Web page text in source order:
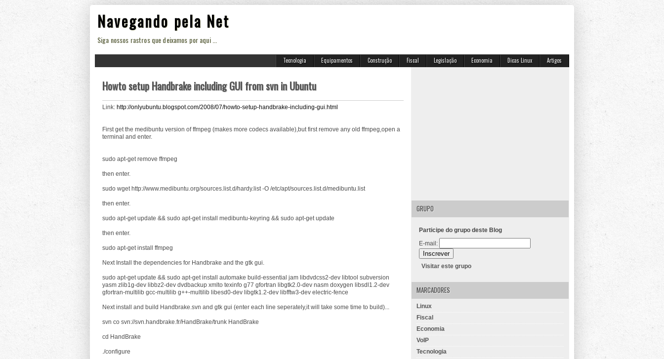
Navegando pela Net
Siga nossos rastros que deixamos por aqui ...
Artigos
Dicas Linux
Economia
Legislação
Fiscal
Construção
Equipamentos
Tecnologia
Howto setup Handbrake including GUI from svn in Ubuntu
Link: http://onlyubuntu.blogspot.com/2008/07/howto-setup-handbrake-including-gui.html
First get the medibuntu version of ffmpeg (makes more codecs available),but first remove any old ffmpeg,open a
terminal and enter.
sudo apt-get remove ffmpeg
then enter.
sudo wget http://www.medibuntu.org/sources.list.d/hardy.list -O /etc/apt/sources.list.d/medibuntu.list
then enter.
sudo apt-get update && sudo apt-get install medibuntu-keyring && sudo apt-get update
then enter.
sudo apt-get install ffmpeg
Next Install the dependencies for Handbrake and the gtk gui.
sudo apt-get update && sudo apt-get install automake build-essential jam libdvdcss2-dev libtool subversion
yasm zlib1g-dev libbz2-dev dvdbackup xmlto texinfo g77 gfortran libgtk2.0-dev nasm doxygen libsdl1.2-dev
gfortran-multilib gcc-multilib g++-multilib libesd0-dev libgtk1.2-dev libfftw3-dev electric-fence
Next install and build Handbrake.svn and gtk gui (enter each line seperately,it will take some time to build)...
svn co svn://svn.handbrake.fr/HandBrake/trunk HandBrake
cd HandBrake
./configure
GRUPO
Participe do grupo deste Blog
E-mail:
Visitar este grupo
MARCADORES
Linux
Fiscal
Economia
VoIP
Tecnologia